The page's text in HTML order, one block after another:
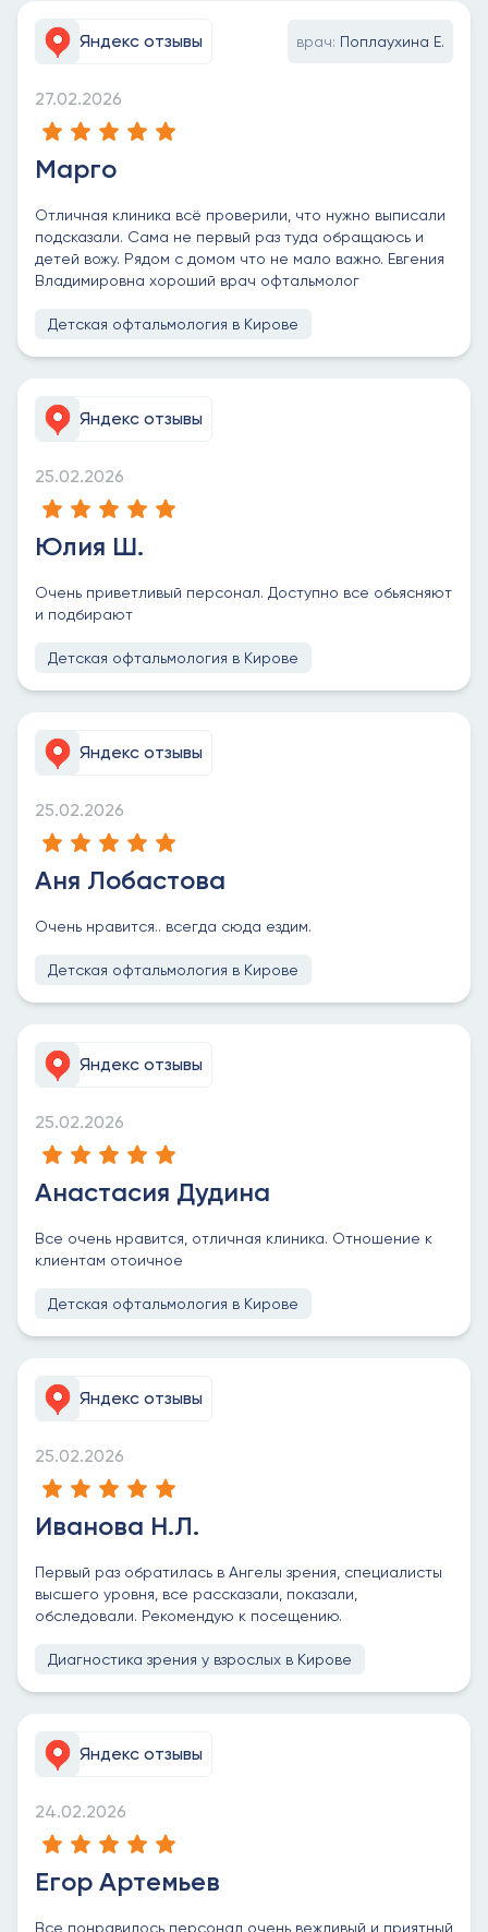
Яндекс отзывы врач: Поплаухина Е.
27.02.2026
Марго
Отличная клиника всё проверили, что нужно выписали
подсказали. Сама не первый раз туда обращаюсь и
детей вожу. Рядом с домом что не мало важно. Евгения
Владимировна хороший врач офтальмолог
Детская офтальмология в Кирове
Яндекс отзывы
25.02.2026
Юлия Ш.
Очень приветливый персонал. Доступно все обьясняют
и подбирают
Детская офтальмология в Кирове
Яндекс отзывы
25.02.2026
Аня Лобастова
Очень нравится.. всегда сюда ездим.
Детская офтальмология в Кирове
Яндекс отзывы
25.02.2026
Анастасия Дудина
Все очень нравится, отличная клиника. Отношение к
клиентам отоичное
Детская офтальмология в Кирове
Яндекс отзывы
25.02.2026
Иванова Н.Л.
Первый раз обратилась в Ангелы зрения, специалисты
высшего уровня, все рассказали, показали,
обследовали. Рекомендую к посещению.
Диагностика зрения у взрослых в Кирове
Яндекс отзывы
24.02.2026
Егор Артемьев
Все понравилось персонал очень вежливый и приятный